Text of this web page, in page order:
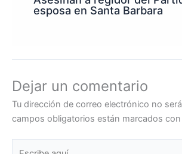
esposa en Santa Barbara
Dejar un comentario
Tu dirección de correo electrónico no
campos obligatorios están marcados con